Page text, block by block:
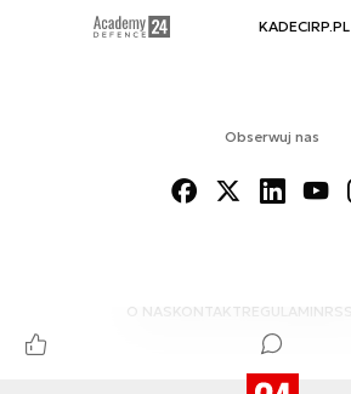
Obserwuj nas
O NAS KONTAKTREGULAMINRSS
KADECIRP.PL